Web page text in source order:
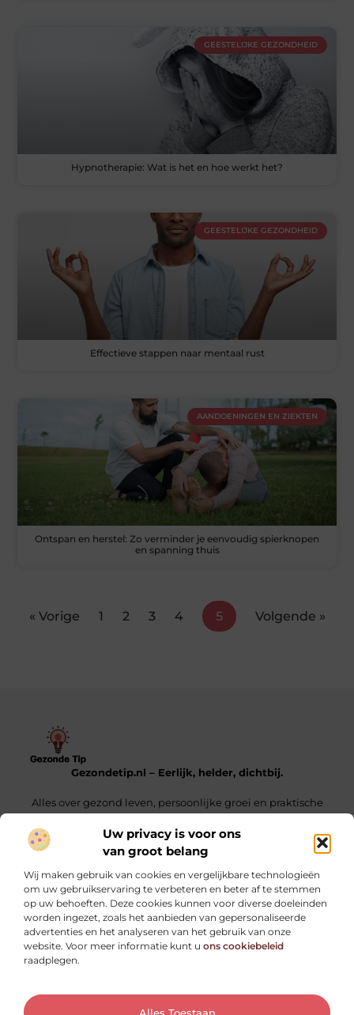
Uw privacy is voor ons
van groot belang
Wij maken gebruik van cookies en vergelijkbare technologieën
om uw gebruikservaring te verbeteren en beter af te stemmen
op uw behoeften. Deze cookies kunnen voor diverse doeleinden
worden ingezet, zoals het aanbieden van gepersonaliseerde
advertenties en het analyseren van het gebruik van onze
website. Voor meer informatie kunt u ons cookiebeleid
raadplegen.
Alles Toestaan Ga Naar
GEESTELIJKE GEZONDHEID
Hypnotherapie: Wat is het en hoe werkt het?
GEESTELIJKE GEZONDHEID
Effectieve stappen naar mentaal rust
AANDOENINGEN EN ZIEKTEN
Ontspan en herstel: Zo verminder je eenvoudig spierknopen
en spanning thuis
« Vorige 1 2 3 4 5 Volgende »
Gezondetip.nl – Eerlijk, helder, dichtbij.
Alles over gezond leven, persoonlijke groei en praktische
tips voor elke dag.
Onze informatie
Bericht categorie